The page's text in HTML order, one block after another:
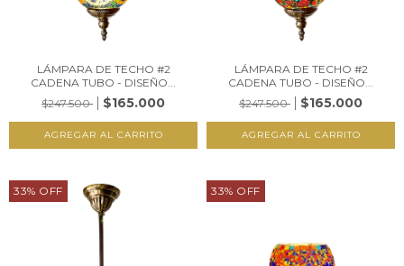
LÁMPARA DE TECHO #2
CADENA TUBO - DISEÑO...
$247.500
$165.000
LÁMPARA DE TECHO #2
CADENA TUBO - DISEÑO...
$247.500
$165.000
33% OFF 33% OFF